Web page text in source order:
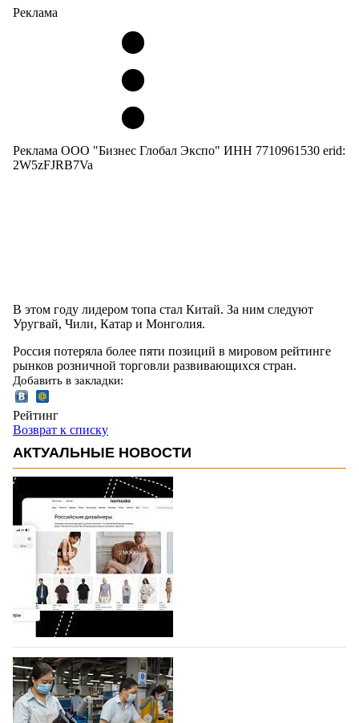
Реклама
Реклама ООО "Бизнес Глобал Экспо" ИНН 7710961530 erid:
2W5zFJRB7Va
В этом году лидером топа стал Китай. За ним следуют
Уругвай, Чили, Катар и Монголия.
Россия потеряла более пяти позиций в мировом рейтинге
рынков розничной торговли развивающихся стран.
Добавить в закладки:
Рейтинг
Возврат к списку
АКТУАЛЬНЫЕ НОВОСТИ
На платформе Lamoda - новый раздел и
условия продвижения локальных
дизайнерских марок